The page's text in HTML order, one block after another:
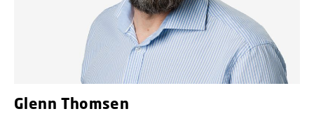
Glenn Thomsen